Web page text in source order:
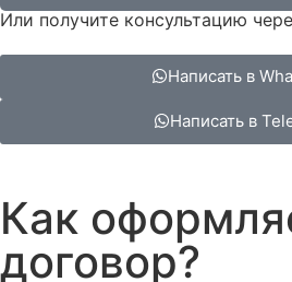
Или получите консультацию
Написать в
Написать в
Как
договор?